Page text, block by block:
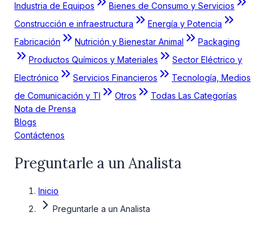
Industria de Equipos
Bienes de Consumo y Servicios
Construcción e infraestructura
Energía y Potencia
Fabricación
Nutrición y Bienestar Animal
Packaging
Productos Químicos y Materiales
Sector Eléctrico y
Electrónico
Servicios Financieros
Tecnología, Medios
de Comunicación y TI
Otros
Todas Las Categorías
Nota de Prensa
Blogs
Contáctenos
Preguntarle a un Analista
Inicio
Preguntarle a un Analista